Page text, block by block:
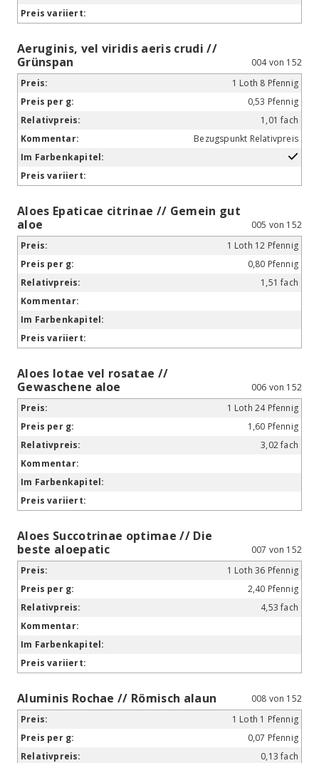
Aeruginis, vel viridis aeris crudi //
Grünspan
004 von 152
1 Loth 8 Pfennig
0,53 Pfennig
1,01 fach
Bezugspunkt Relativpreis
Aloes Epaticae citrinae // Gemein gut
aloe
005 von 152
1 Loth 12 Pfennig
0,80 Pfennig
1,51 fach
Aloes lotae vel rosatae //
Gewaschene aloe
006 von 152
1 Loth 24 Pfennig
1,60 Pfennig
3,02 fach
Aloes Succotrinae optimae // Die
beste aloepatic
007 von 152
1 Loth 36 Pfennig
2,40 Pfennig
4,53 fach
Aluminis Rochae // Römisch alaun
008 von 152
1 Loth 1 Pfennig
0,07 Pfennig
0,13 fach